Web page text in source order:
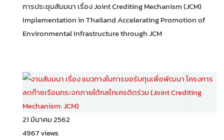
การประชุมสัมมนา เรื่อง Joint Crediting Mechanism (JCM)
Implementation in Thailand Accelerating Promotion of
Environmental Infrastructure through JCM
21 มีนาคม 2562
4967 views